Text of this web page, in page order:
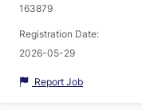
163879
Registration Date:
2026-05-29
Report Job